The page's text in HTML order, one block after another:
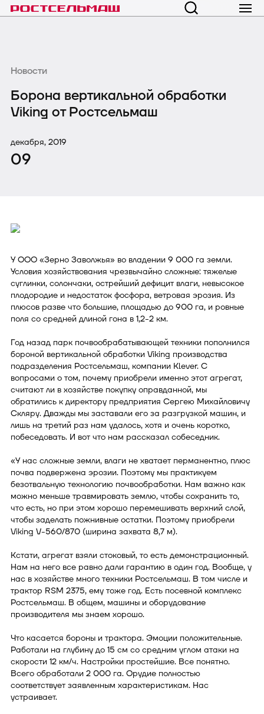
Новости
Борона вертикальной обработки
Viking от Ростсельмаш
декабря, 2019
09
У ООО «Зерно Заволжья» во владении 9 000 га земли.
Условия хозяйствования чрезвычайно сложные: тяжелые
суглинки, солончаки, острейший дефицит влаги, невысокое
плодородие и недостаток фосфора, ветровая эрозия. Из
плюсов разве что большие, площадью до 900 га, и ровные
поля со средней длиной гона в 1,2-2 км.
Год назад парк почвообрабатывающей техники пополнился
бороной вертикальной обработки Viking производства
подразделения Ростсельмаш, компании Klever. С
вопросами о том, почему приобрели именно этот агрегат,
считают ли в хозяйстве покупку оправданной, мы
обратились к директору предприятия Сергею Михайловичу
Скляру. Дважды мы заставали его за разгрузкой машин, и
лишь на третий раз нам удалось, хотя и очень коротко,
побеседовать. И вот что нам рассказал собеседник.
«У нас сложные земли, влаги не хватает перманентно, плюс
почва подвержена эрозии. Поэтому мы практикуем
безотвальную технологию почвообработки. Нам важно как
можно меньше травмировать землю, чтобы сохранить то,
что есть, но при этом хорошо перемешивать верхний слой,
чтобы заделать пожнивные остатки. Поэтому приобрели
Viking V-560/870 (ширина захвата 8,7 м).
Кстати, агрегат взяли стоковый, то есть демонстрационный.
Нам на него все равно дали гарантию в один год. Вообще, у
нас в хозяйстве много техники Ростсельмаш. В том числе и
трактор RSM 2375, ему тоже год. Есть посевной комплекс
Ростсельмаш. В общем, машины и оборудование
производителя мы знаем хорошо.
Что касается бороны и трактора. Эмоции положительные.
Работали на глубину до 15 см со средним углом атаки на
скорости 12 км/ч. Настройки простейшие. Все понятно.
Всего обработали 2 000 га. Орудие полностью
соответствует заявленным характеристикам. Нас
устраивает.